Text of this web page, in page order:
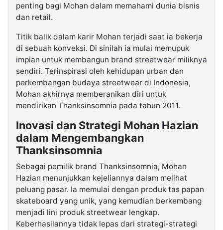
penting bagi Mohan dalam memahami dunia bisnis
dan retail.
Titik balik dalam karir Mohan terjadi saat ia bekerja
di sebuah konveksi. Di sinilah ia mulai memupuk
impian untuk membangun brand streetwear miliknya
sendiri. Terinspirasi oleh kehidupan urban dan
perkembangan budaya streetwear di Indonesia,
Mohan akhirnya memberanikan diri untuk
mendirikan Thanksinsomnia pada tahun 2011.
Inovasi dan Strategi Mohan Hazian
dalam Mengembangkan
Thanksinsomnia
Sebagai pemilik brand Thanksinsomnia, Mohan
Hazian menunjukkan kejeliannya dalam melihat
peluang pasar. Ia memulai dengan produk tas papan
skateboard yang unik, yang kemudian berkembang
menjadi lini produk streetwear lengkap.
Keberhasilannya tidak lepas dari strategi-strategi